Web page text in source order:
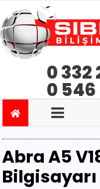
0 332
0 546
Abra A5
Bilgisayarı